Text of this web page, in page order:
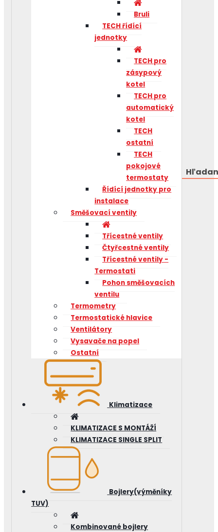
Bruli
TECH řídící
jednotky
TECH pro
zásypový
kotel
TECH pro
automatický
kotel
TECH
ostatní
TECH
pokojové
termostaty
Řídící jednotky pro
instalace
Směšovací ventily
Třícestné ventily
Čtyřcestné ventily
Třícestné ventily -
Termostati
Pohon směšovacích
ventilu
Termometry
Termostatické hlavice
Ventilátory
Vysavače na popel
Ostatní
Klimatizace
KLIMATIZACE S MONTÁŽÍ
KLIMATIZACE SINGLE SPLIT
Bojlery(výměníky
TUV)
Kombinované bojlery